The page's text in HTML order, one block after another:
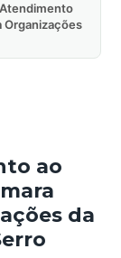
Organizações
ao
da